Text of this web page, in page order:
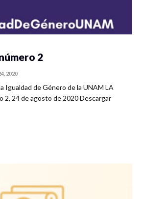
2
2020
Igualdad de Género de la UNAM LA
2, 24 de agosto de 2020 Descargar